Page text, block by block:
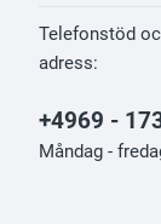
Telefonstöd
adress:
+4969 -
Måndag -